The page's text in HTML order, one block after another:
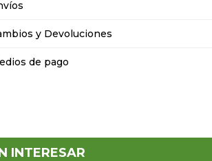
y Devoluciones
de pago
INTERESAR